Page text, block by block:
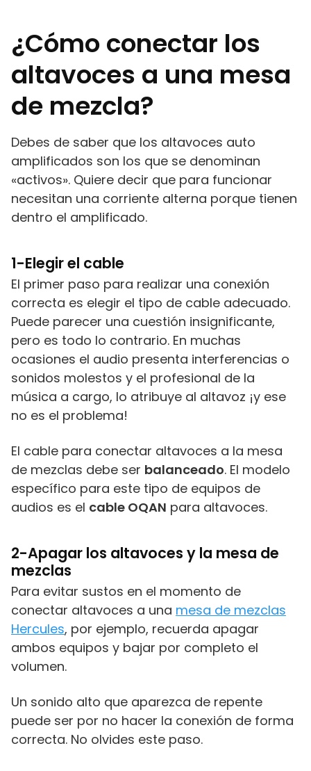
¿Cómo conectar los
altavoces a una mesa
de mezcla?
Debes de saber que los altavoces auto
amplificados son los que se denominan
«activos». Quiere decir que para funcionar
necesitan una corriente alterna porque tienen
dentro el amplificado.
1-Elegir el cable
El primer paso para realizar una conexión
correcta es elegir el tipo de cable adecuado.
Puede parecer una cuestión insignificante,
pero es todo lo contrario. En muchas
ocasiones el audio presenta interferencias o
sonidos molestos y el profesional de la
música a cargo, lo atribuye al altavoz ¡y ese
no es el problema!
El cable para conectar altavoces a la mesa
de mezclas debe ser balanceado. El modelo
específico para este tipo de equipos de
audios es el cable OQAN para altavoces.
2-Apagar los altavoces y la mesa de
mezclas
Para evitar sustos en el momento de
conectar altavoces a una mesa de mezclas
Hercules, por ejemplo, recuerda apagar
ambos equipos y bajar por completo el
volumen.
Un sonido alto que aparezca de repente
puede ser por no hacer la conexión de forma
correcta. No olvides este paso.